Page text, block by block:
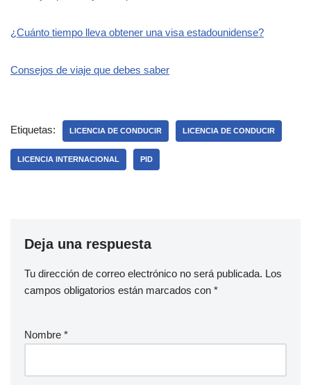
¿Cuánto tiempo lleva obtener una visa estadounidense?
Consejos de viaje que debes saber
Etiquetas: LICENCIA DE CONDUCIR LICENCIA DE CONDUCIR
LICENCIA INTERNACIONAL PID
Deja una respuesta
Tu dirección de correo electrónico no será publicada. Los
campos obligatorios están marcados con *
Nombre *